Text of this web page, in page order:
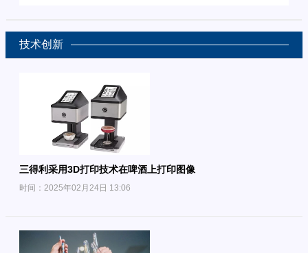
技术创新
三得利采用3D打印技术在啤酒上打印图像
时间：2025年02月24日 13:06